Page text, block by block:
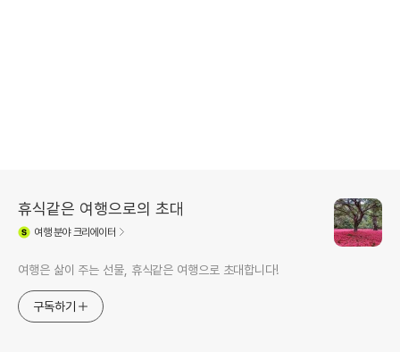
휴식같은 여행으로의 초대
여행분야 크리에이터
여행은 삶이 주는 선물, 휴식같은 여행으로 초대합니다!
구독하기